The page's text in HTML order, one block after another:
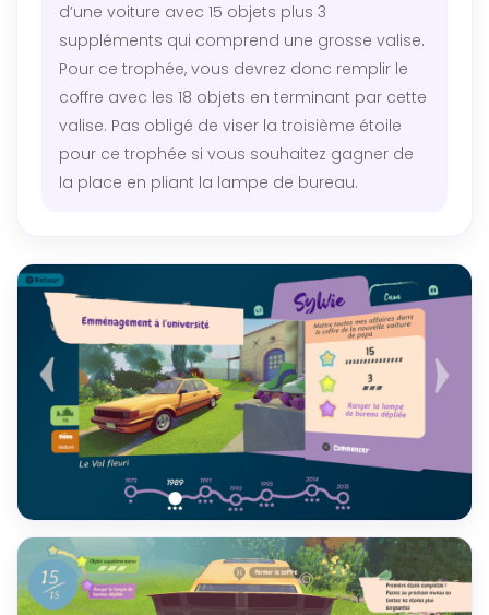
d’une voiture avec 15 objets plus 3
suppléments qui comprend une grosse valise.
Pour ce trophée, vous devrez donc remplir le
coffre avec les 18 objets en terminant par cette
valise. Pas obligé de viser la troisième étoile
pour ce trophée si vous souhaitez gagner de
la place en pliant la lampe de bureau.